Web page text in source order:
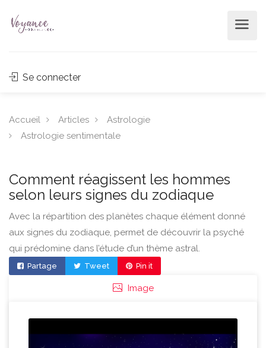
Se connecter
Accueil Articles
Astrologie
Astrologie sentimentale
Comment réagissent les hommes
selon leurs signes du zodiaque
Avec la répartition des planètes chaque élément donné
aux signes du zodiaque, permet de découvrir la psyché
qui prédomine dans l’étude d’un thème astral.
Partage Tweet Pin it
Image